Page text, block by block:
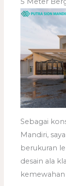
Sebagai
Mandiri,
berukuran
desain ala